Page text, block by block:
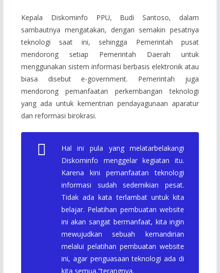
Kepala Diskominfo PPU, Budi Santoso, dalam
sambautnya mengatakan, dengan semakin pesatnya
teknologi saat ini, sehingga Pemerintah pusat
mendorong setiap Pemerintah Daerah untuk
menggunakan sistem informasi berbasis elektronik atau
biasa disebut e-government. Pemerintah juga
mendorong pemanfaatan perkembangan teknologi
yang ada untuk kementrian pendayagunaan aparatur
dan reformasi birokrasi.
Hal ini pula yang melatarbelakangi
Diskominfo menggelar kegiatan itu.
Karena kini pemanfaatan teknologi
informasi sudah sedemikian pesat.
Tidak ada kata terlambat untuk kita
belajar. Pelatihan pembuatan website
ini akan sangat bermanfaat, kita ingin
mewujudkan sebuah kemandirian
melalui pelatihan pembuatan website
ini, agar penguasaan teknologi ada di
kita semua,”terangnya.